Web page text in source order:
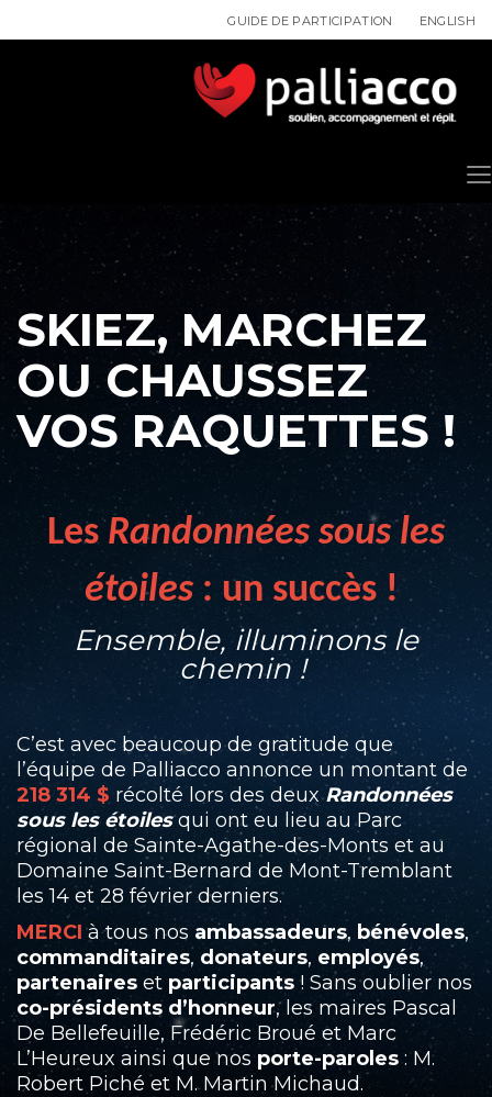
GUIDE DE PARTICIPATION ENGLISH
SKIEZ, MARCHEZ
OU CHAUSSEZ
VOS RAQUETTES !
LesRandonnées sous les
étoiles: un succès !
Ensemble, illuminons le
chemin !
C’est avec beaucoup de gratitude que
l’équipe de Palliacco annonce un montant de
218 314 $ récolté lors des deuxRandonnées
sous les étoilesqui ont eu lieu au Parc
régional de Sainte-Agathe-des-Monts et au
Domaine Saint-Bernard de Mont-Tremblant
les 14 et 28 février derniers.
MERCIà tous nos ambassadeurs, bénévoles,
commanditaires, donateurs, employés,
partenaires et participants ! Sans oublier nos
co-présidents d’honneur, les maires Pascal
De Bellefeuille, Frédéric Broué et Marc
L’Heureux ainsi que nos porte-paroles : M.
Robert Piché et M. Martin Michaud.